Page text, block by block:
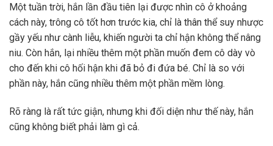
Một tuần trời, hắn lần đầu tiên lại được nhìn cô ở khoảng
cách này, trông cô tốt hơn trước kia, chỉ là thân thể suy nhược
gầy yếu như cành liễu, khiến người ta chỉ hận không thể nâng
niu. Còn hắn, lại nhiều thêm một phần muốn đem cô dày vò
cho đến khi cô hối hận khi đã bỏ đi đứa bé. Chỉ là so với
phần này, hắn cũng nhiều thêm một phần mềm lòng.
Rõ ràng là rất tức giận, nhưng khi đối diện như thế này, hắn
cũng không biết phải làm gì cả.